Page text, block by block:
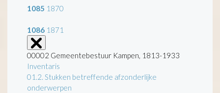
1085 1870
1086 1871
00002 Gemeentebestuur Kampen, 1813-1933
Inventaris
01.2. Stukken betreffende afzonderlijke
onderwerpen